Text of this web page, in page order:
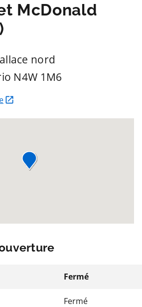
McDonald
nord
N4W 1M6
Fermé
Fermé